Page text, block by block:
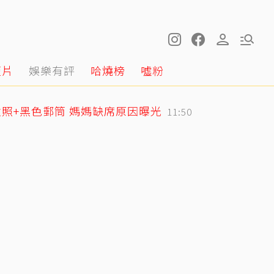
娛樂有評 哈燒榜 噓粉
+黑色郵筒 媽媽缺席原因曝光 11:50